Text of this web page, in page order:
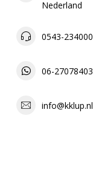
Nederland
0543-234000
06-27078403
info@kklup.nl